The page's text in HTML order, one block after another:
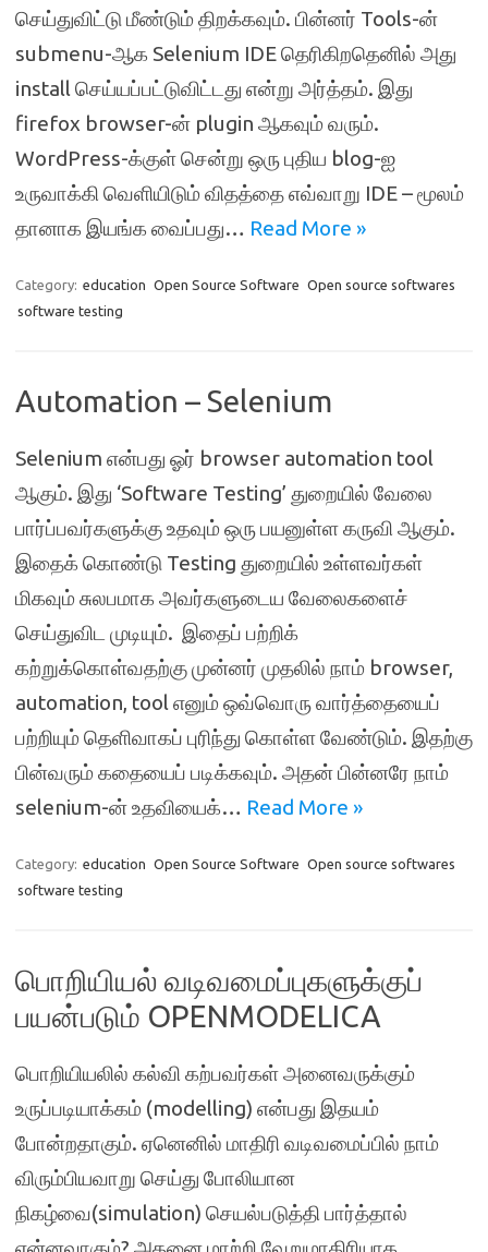
செய்துவிட்டு மீண்டும் திறக்கவும். பின்னர் Tools-ன்
submenu-ஆக Selenium IDE தெரிகிறதெனில் அது
install செய்யப்பட்டுவிட்டது என்று அர்த்தம். இது
firefox browser-ன் plugin ஆகவும் வரும்.
WordPress-க்குள் சென்று ஒரு புதிய blog-ஐ
உருவாக்கி வெளியிடும் விதத்தை எவ்வாறு IDE – மூலம்
தானாக இயங்க வைப்பது… Read More »
Category: education Open Source Software Open source softwares
software testing
Automation – Selenium
Selenium என்பது ஓர் browser automation tool
ஆகும். இது ‘Software Testing’ துறையில் வேலை
பார்ப்பவர்களுக்கு உதவும் ஒரு பயனுள்ள கருவி ஆகும்.
இதைக் கொண்டு Testing துறையில் உள்ளவர்கள்
மிகவும் சுலபமாக அவர்களுடைய வேலைகளைச்
செய்துவிட முடியும். இதைப் பற்றிக்
கற்றுக்கொள்வதற்கு முன்னர் முதலில் நாம் browser,
automation, tool எனும் ஒவ்வொரு வார்த்தையைப்
பற்றியும் தெளிவாகப் புரிந்து கொள்ள வேண்டும். இதற்கு
பின்வரும் கதையைப் படிக்கவும். அதன் பின்னரே நாம்
selenium-ன் உதவியைக்… Read More »
Category: education Open Source Software Open source softwares
software testing
பொறியியல் வடிவமைப்புகளுக்குப்
பயன்படும் OPENMODELICA
பொறியியலில் கல்வி கற்பவர்கள் அனைவருக்கும்
உருப்படியாக்கம் (modelling) என்பது இதயம்
போன்றதாகும். ஏனெனில் மாதிரி வடிவமைப்பில் நாம்
விரும்பியவாறு செய்து போலியான
நிகழ்வை(simulation) செயல்படுத்தி பார்த்தால்